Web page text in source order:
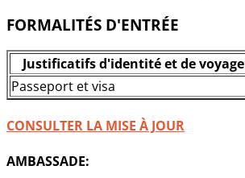
FORMALITÉS D'ENTRÉE
Justificatifs d'identité et de voyage
Passeport et visa
CONSULTER LA MISE À JOUR
AMBASSADE: